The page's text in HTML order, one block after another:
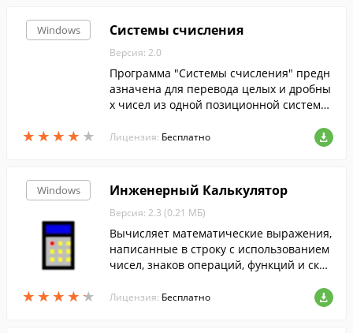
Windows
★ ★ ★ ★ ★
★ ★ ★ ★ ★
Системы счисления
Версия: 2.0
Программа "Системы счисления" предн
азначена для перевода целых и дробны
х чисел из одной позиционной системы
сленными основаниями в другую. Диап
азон значений систем счисления - от 2
Лицензия: Бесплатно
Windows
★ ★ ★ ★ ★
★ ★ ★ ★ ★
Инженерный Калькулятор
Версия: 2.3 (0.21 МБ)
Вычисляет математические выражения,
написанные в строку с использованием
чисел, знаков операций, функций и скоб
ользованием единиц измерения
Лицензия: Бесплатно